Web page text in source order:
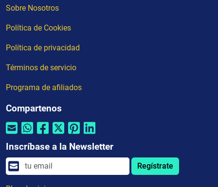
Sobre Nosotros
Política de Cookies
Política de privacidad
Términos de servicio
Programa de afiliados
Compartenos
Inscríbase a la Newsletter
Regístrate